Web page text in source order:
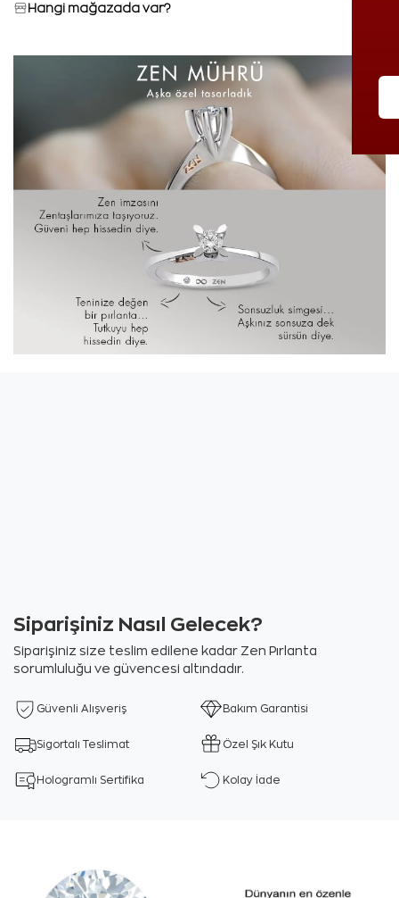
Hangi mağazada var?
Siparişiniz Nasıl Gelecek?
Siparişiniz size teslim edilene kadar Zen Pırlanta
sorumluluğu ve güvencesi altındadır.
Güvenli Alışveriş Bakım Garantisi
Sigortalı Teslimat Özel Şık Kutu
Hologramlı Sertifika Kolay İade